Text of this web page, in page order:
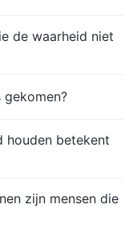
de waarheid niet
houden betekent
zijn mensen die